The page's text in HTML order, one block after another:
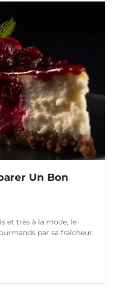
Un Bon
et très à la mode, le
par sa fraîcheur